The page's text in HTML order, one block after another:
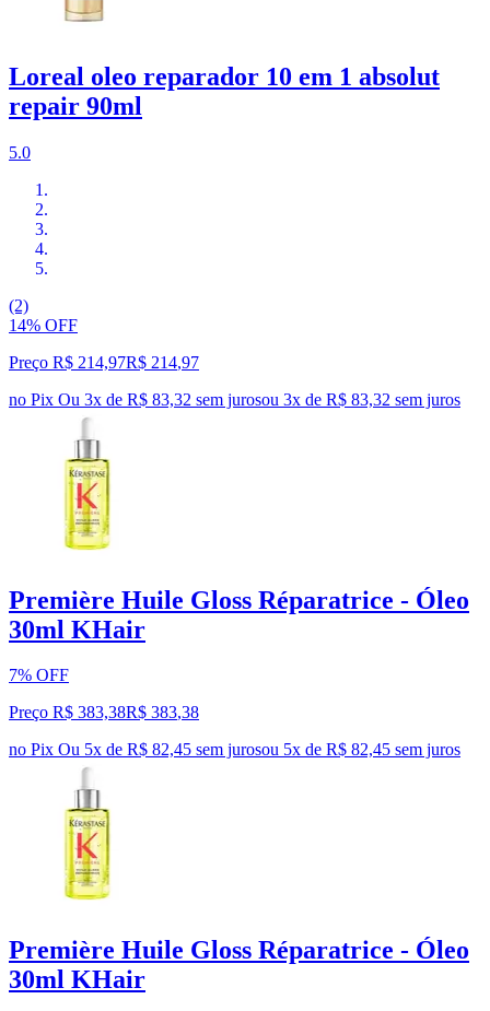
Loreal oleo reparador 10 em 1 absolut
repair 90ml
5.0
(2)
14% OFF
Preço R$ 214,97R$ 214,97
no Pix Ou 3x de R$ 83,32 sem jurosou 3x de R$ 83,32 sem juros
Première Huile Gloss Réparatrice - Óleo
30ml KHair
7% OFF
Preço R$ 383,38R$ 383,38
no Pix Ou 5x de R$ 82,45 sem jurosou 5x de R$ 82,45 sem juros
Première Huile Gloss Réparatrice - Óleo
30ml KHair